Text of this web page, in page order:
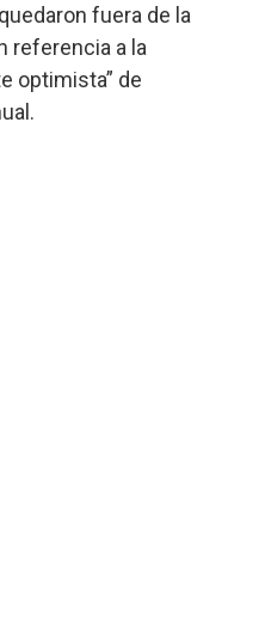
fuera de la
referencia a la
optimista” de